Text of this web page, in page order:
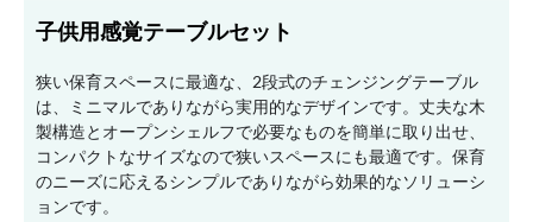
子供用感覚テーブルセット
狭い保育スペースに最適な、2段式のチェンジングテーブル
は、ミニマルでありながら実用的なデザインです。丈夫な木
製構造とオープンシェルフで必要なものを簡単に取り出せ、
コンパクトなサイズなので狭いスペースにも最適です。保育
のニーズに応えるシンプルでありながら効果的なソリューシ
ョンです。